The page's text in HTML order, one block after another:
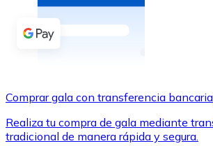
Comprar con efectivo
Transferencia SEPA
Utiliza tarjetas Visa y Mastercard
Comprar gala con transferencia bancaria
Realiza tu compra de gala mediante
tradicional de manera rápida y segura.